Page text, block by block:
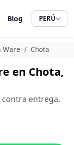
Blog PERÚ
Ware Chota
en Chota,
contra entrega.